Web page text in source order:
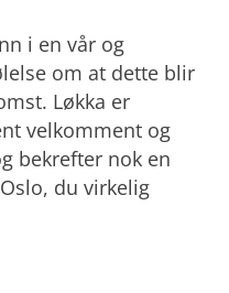
i en vår og
om at dette blir
Løkka er
velkomment og
bekrefter nok en
du virkelig